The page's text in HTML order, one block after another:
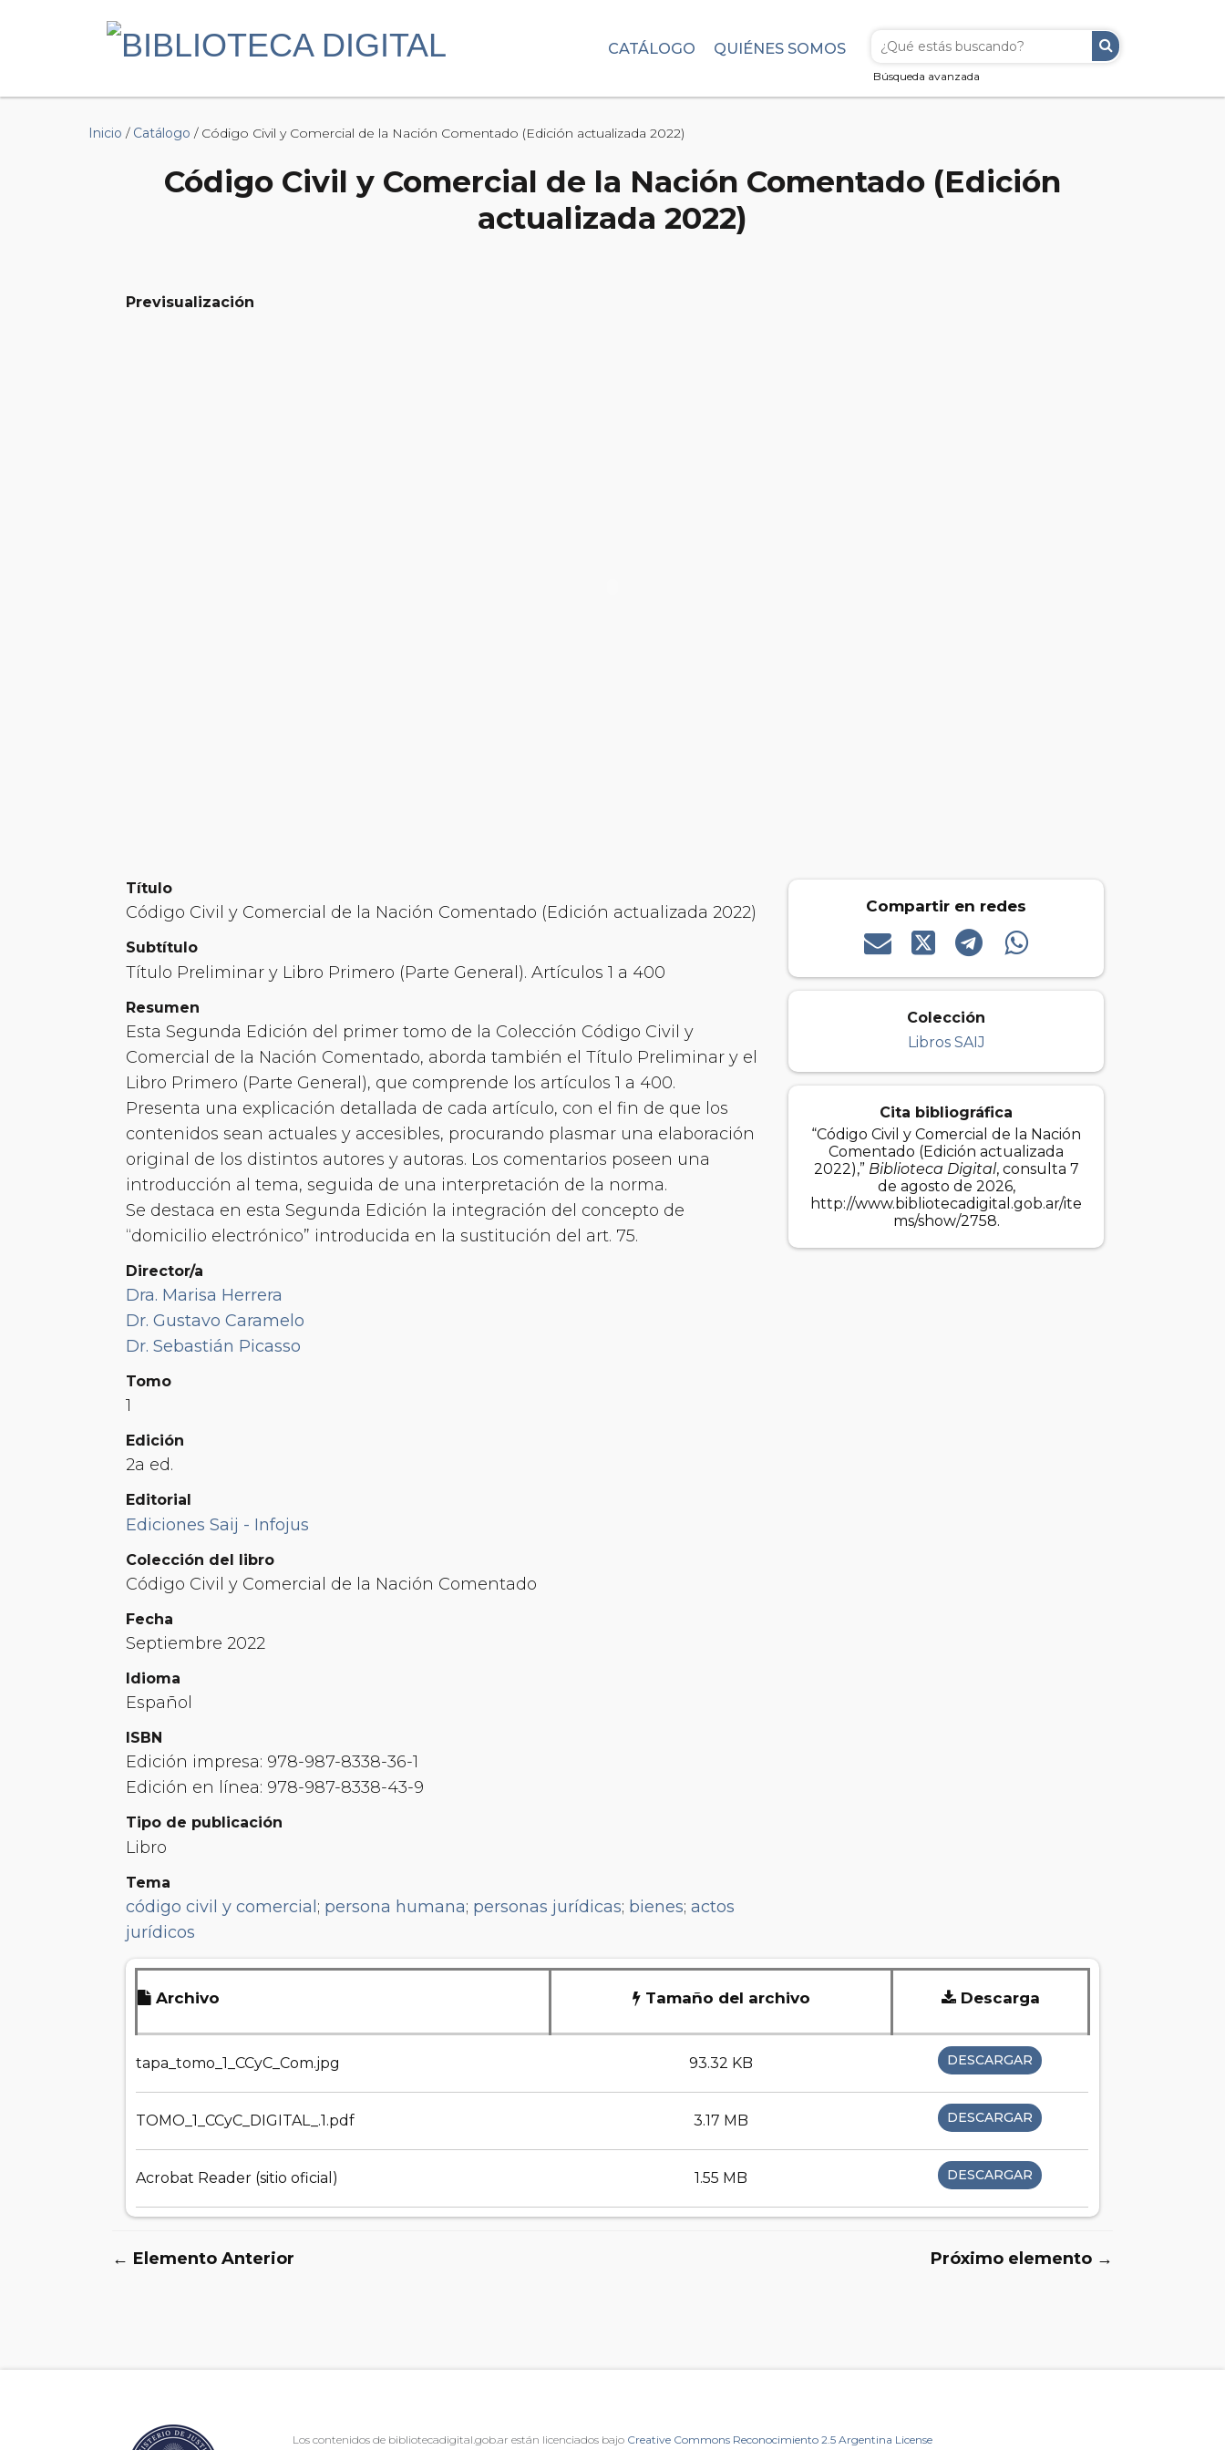
Búsqueda avanzada
CATÁLOGO QUIÉNES SOMOS
Inicio / Catálogo / Código Civil y Comercial de la Nación Comentado (Edición actualizada 2022)
Código Civil y Comercial de la Nación Comentado (Edición
actualizada 2022)
Previsualización
Título
Código Civil y Comercial de la Nación Comentado (Edición actualizada 2022)
Subtítulo
Título Preliminar y Libro Primero (Parte General). Artículos 1 a 400
Resumen
Esta Segunda Edición del primer tomo de la Colección Código Civil y
Comercial de la Nación Comentado, aborda también el Título Preliminar y el
Libro Primero (Parte General), que comprende los artículos 1 a 400.
Presenta una explicación detallada de cada artículo, con el fin de que los
contenidos sean actuales y accesibles, procurando plasmar una elaboración
original de los distintos autores y autoras. Los comentarios poseen una
introducción al tema, seguida de una interpretación de la norma.
Se destaca en esta Segunda Edición la integración del concepto de
“domicilio electrónico” introducida en la sustitución del art. 75.
Director/a
Dra. Marisa Herrera
Dr. Gustavo Caramelo
Dr. Sebastián Picasso
Tomo
1
Edición
2a ed.
Editorial
Ediciones Saij - Infojus
Colección del libro
Código Civil y Comercial de la Nación Comentado
Fecha
Septiembre 2022
Idioma
Español
ISBN
Edición impresa: 978-987-8338-36-1
Edición en línea: 978-987-8338-43-9
Tipo de publicación
Libro
Tema
código civil y comercial ; persona humana; personas jurídicas; bienes; actos
jurídicos
Compartir en redes
Colección
Libros SAIJ
Cita bibliográfica
“Código Civil y Comercial de la Nación
Comentado (Edición actualizada
2022),” Biblioteca Digital, consulta 7
de agosto de 2026,
http://www.bibliotecadigital.gob.ar/ite
ms/show/2758.
Archivo Tamaño del archivo Descarga
tapa_tomo_1_CCyC_Com.jpg 93.32 KB DESCARGAR
TOMO_1_CCyC_DIGITAL_.1.pdf 3.17 MB DESCARGAR
Acrobat Reader (sitio oficial) 1.55 MB DESCARGAR
← Elemento Anterior Próximo elemento →
Los contenidos de bibliotecadigital.gob.ar están licenciados bajo Creative Commons Reconocimiento 2.5 Argentina License